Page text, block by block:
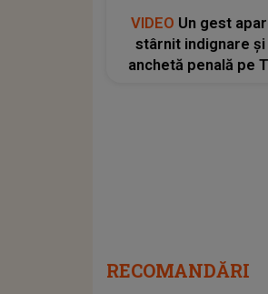
VIDEO Un gest
stârnit indignare și
anchetă penală pe
RECOMANDĂRI